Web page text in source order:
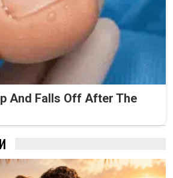
And Falls Off After The